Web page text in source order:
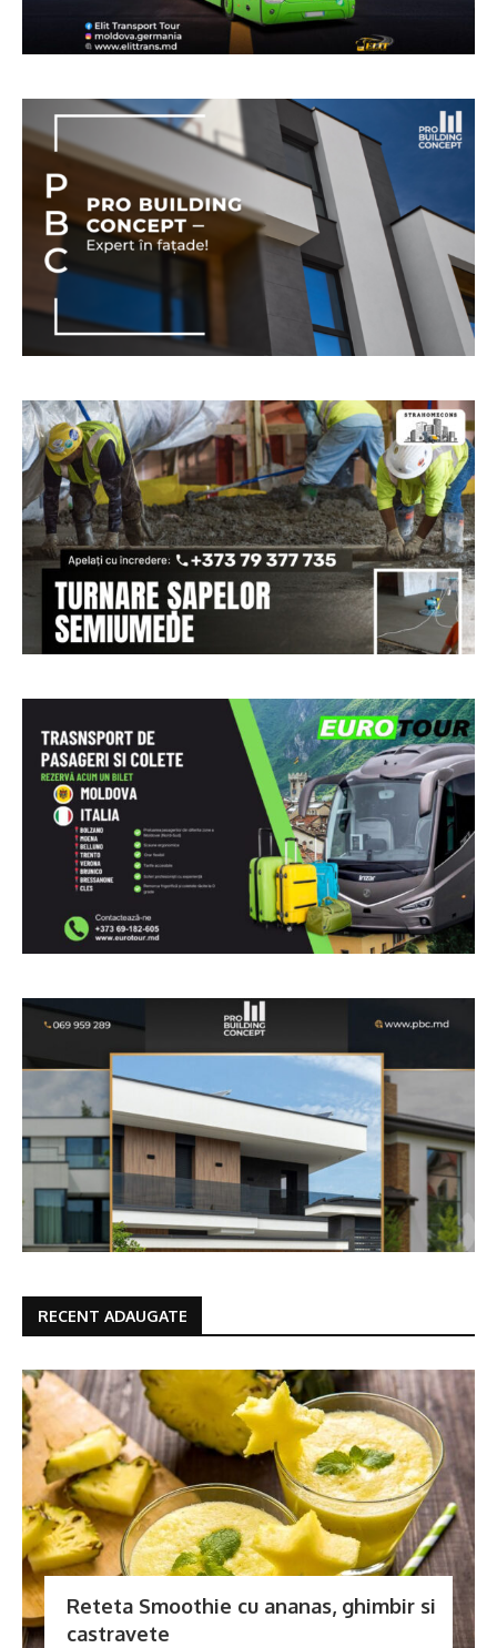
RECENT ADAUGATE
Reteta Smoothie cu ananas, ghimbir si
castravete